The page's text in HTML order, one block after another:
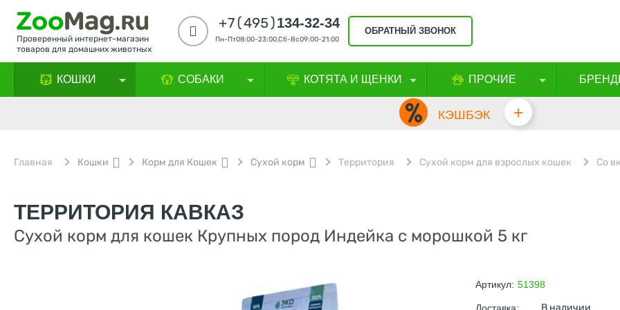
Проверенный интернет-магазин
товаров для домашних животных
+7(495)134-32-34
Пн-Пт08:00-23:00,Сб-Вс09:00-21:00
ОБРАТНЫЙ ЗВОНОК
КОШКИ СОБАКИ КОТЯТА И ЩЕНКИ ПРОЧИЕ
КЭШБЭК +
Главная Кошки Корм для Кошек Сухой корм Территория Сухой корм для взрослых кошек Со
ТЕРРИТОРИЯ КАВКАЗ
Сухой корм для кошек Крупных пород Индейка с морошкой 5 кг
Артикул: 51398
В наличии